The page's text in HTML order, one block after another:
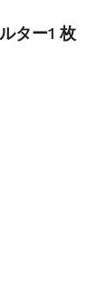
ター1 枚